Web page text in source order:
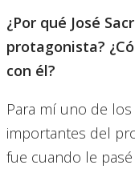
¿Por qué José
protagonista?
con él?
Para mí uno de
importantes del
fue cuando le pasé